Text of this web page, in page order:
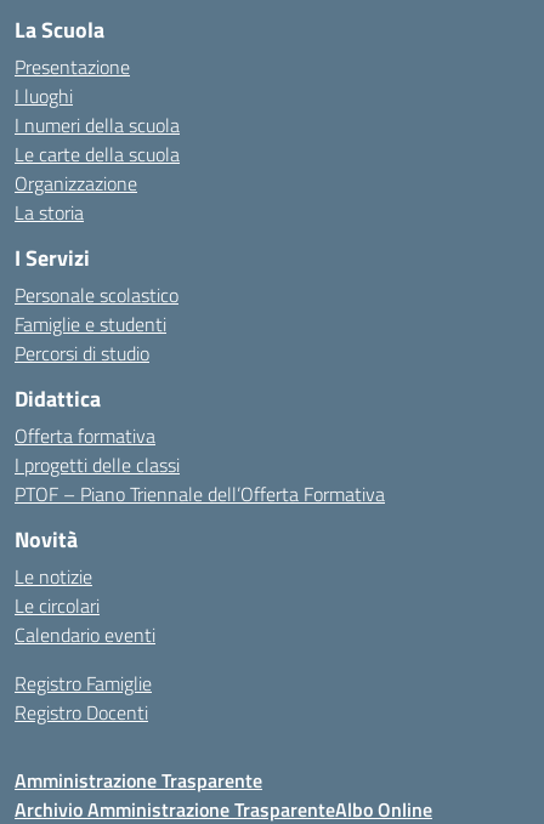
La Scuola
Presentazione
I luoghi
I numeri della scuola
Le carte della scuola
Organizzazione
La storia
I Servizi
Personale scolastico
Famiglie e studenti
Percorsi di studio
Didattica
Offerta formativa
I progetti delle classi
PTOF – Piano Triennale dell’Offerta Formativa
Novità
Le notizie
Le circolari
Calendario eventi
Registro Famiglie
Registro Docenti
Amministrazione Trasparente
Archivio Amministrazione TrasparenteAlbo Online